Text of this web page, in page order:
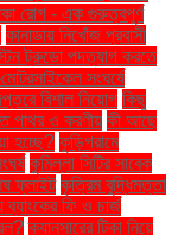
রোগ - এক গুরুত্বপুর্ণ
কানাডায় নিখোঁজ প্রবাসী
ট্রুডো পদত্যাগ করতে
সংঘর্ষে
বিশাল নিয়োগ কিছু
পাথর ও করণীয় কী আছে
হচ্ছে? কুড়িগ্রামে
কুমিল্লা সিটির সাবেক
ফ্লাইট কৃত্রিম বুদ্ধিমত্তা
ব্যাংকের ফি ও চার্জ
ক্যানসারের টিকা নিয়ে